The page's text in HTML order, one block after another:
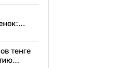
тенге